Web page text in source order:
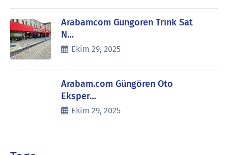
Arabamcom Güngören Trink Sat
N…
Ekim 29, 2025
Arabam.com Güngören Oto
Eksper…
Ekim 29, 2025